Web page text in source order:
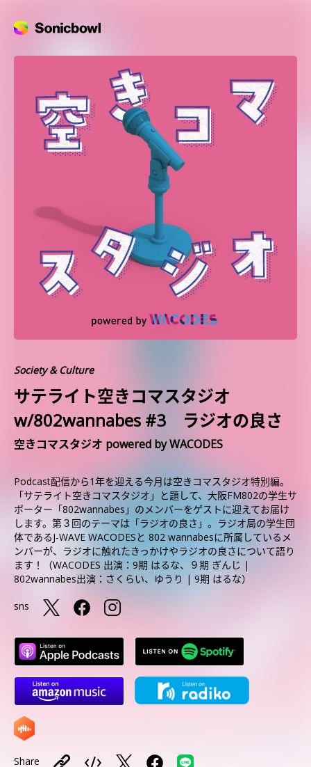
Society & Culture
サテライト空きコマスタジオ
w/802wannabes #3 ラジオの良さ
空きコマスタジオ powered by WACODES
Podcast配信から1年を迎える今月は空きコマスタジオ特別編。
「サテライト空きコマスタジオ」と題して、大阪FM802の学生サ
ポーター「802wannabes」のメンバーをゲストに迎えてお届け
します。第３回のテーマは「ラジオの良さ」。ラジオ局の学生団
体であるJ-WAVE WACODESと 802 wannabesに所属しているメ
ンバーが、ラジオに触れたきっかけやラジオの良さについて語り
ます！（WACODES 出演：9期 はるな、９期 ぎんじ |
802wannabes出演：さくらい、ゆうり | 9期 はるな）
sns
Share